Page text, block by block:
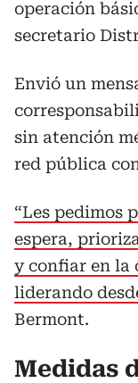
operación
secretario
Envió un
sin atención
red pública
“Les pedimos
espera,
y confiar en la
liderando
Bermont.
Medidas